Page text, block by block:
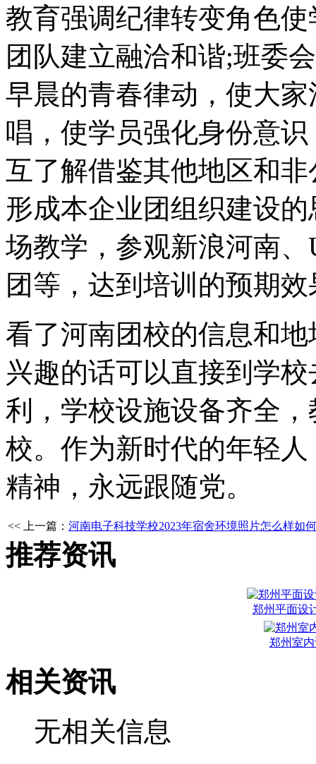
教育强调纪律转变角色
团队建立融洽和谐;班委
早晨的青春律动，使大
唱，使学员强化身份意
互了解借鉴其他地区和
形成本企业团组织建设
场教学，参观新浪河南
团等，达到培训的预期效
看了河南团校的信息和
兴趣的话可以直接到学
利，学校设施设备齐全
校。作为新时代的年轻
精神，永远跟随党。
<< 上一篇： 河南电子科技学校2023年宿舍环境照片怎么样如何
推荐资讯
郑州平面设
郑州室
相关资讯
无相关信息